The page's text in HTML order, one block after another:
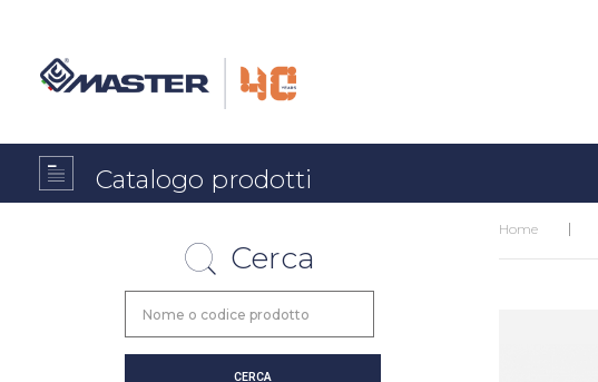
Catalogo prodotti
Cerca
Home